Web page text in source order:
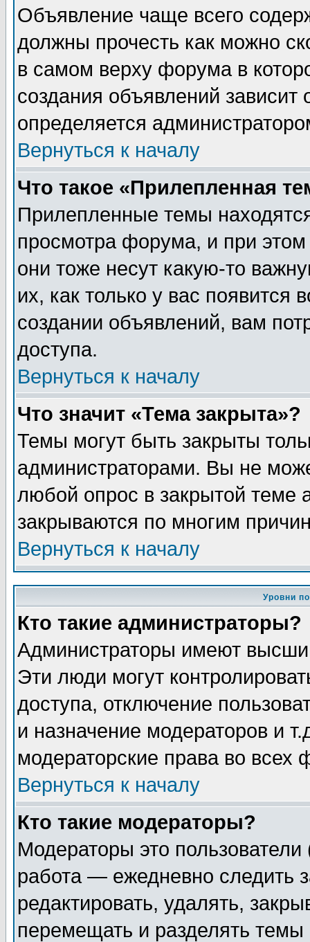
Объявление чаще всего
должны прочесть как можно
в самом верху форума в
создания объявлений зависит
определяется
Вернуться к началу
Что такое «Прилепленная
Прилепленные темы
просмотра форума, и при
они тоже несут какую-то
их, как только у вас появится
создании объявлений, вам
доступа.
Вернуться к началу
Что значит «Тема закрыта»?
Темы могут быть закрыты
администраторами. Вы не
любой опрос в закрытой теме
закрываются по многим
Вернуться к началу
Уровни
Кто такие администраторы?
Администраторы имеют
Эти люди могут
доступа, отключение
и назначение модераторов и
модераторские права во всех
Вернуться к началу
Кто такие модераторы?
Модераторы это
работа — ежедневно следить
редактировать, удалять,
перемещать и разделять